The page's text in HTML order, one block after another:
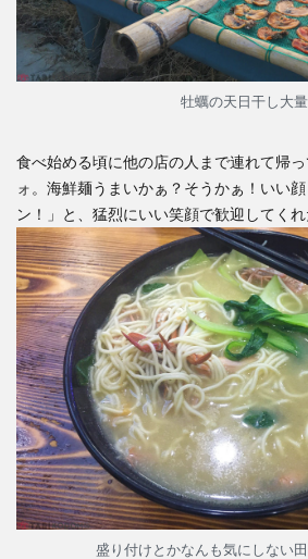
牡蠣の天日干し大量
食べ始める頃に他の店の人まで連れて帰
ォ。海鮮麺うまいかぁ？そうかぁ！いい
ン！」と、猛烈にいい笑顔で歓迎してくれ
盛り付けとかなんも気にしない